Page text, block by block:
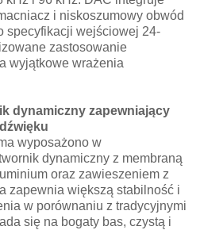
i niskoszumowy obwód
specyfikacji wejściowej 24-
zastosowanie
wyjątkowe wrażenia
dynamiczny zapewniający
wyposażono w
dynamiczny z membraną
oraz zawieszeniem z
zapewnia większą stabilność i
w porównaniu z tradycyjnymi
się na bogaty bas, czystą i